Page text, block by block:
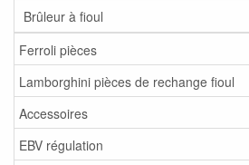
Brûleur à fioul
Ferroli pièces
Lamborghini pièces de rechange fioul
Accessoires
EBV régulation